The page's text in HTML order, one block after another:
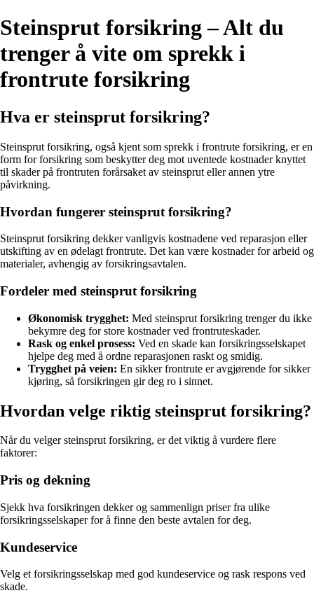
Steinsprut forsikring – Alt du
trenger å vite om sprekk i
frontrute forsikring
Hva er steinsprut forsikring?
Steinsprut forsikring, også kjent som sprekk i frontrute forsikring, er en
form for forsikring som beskytter deg mot uventede kostnader knyttet
til skader på frontruten forårsaket av steinsprut eller annen ytre
påvirkning.
Hvordan fungerer steinsprut forsikring?
Steinsprut forsikring dekker vanligvis kostnadene ved reparasjon eller
utskifting av en ødelagt frontrute. Det kan være kostnader for arbeid og
materialer, avhengig av forsikringsavtalen.
Fordeler med steinsprut forsikring
Økonomisk trygghet: Med steinsprut forsikring trenger du ikke
bekymre deg for store kostnader ved frontruteskader.
Rask og enkel prosess: Ved en skade kan forsikringsselskapet
hjelpe deg med å ordne reparasjonen raskt og smidig.
Trygghet på veien: En sikker frontrute er avgjørende for sikker
kjøring, så forsikringen gir deg ro i sinnet.
Hvordan velge riktig steinsprut forsikring?
Når du velger steinsprut forsikring, er det viktig å vurdere flere
faktorer:
Pris og dekning
Sjekk hva forsikringen dekker og sammenlign priser fra ulike
forsikringsselskaper for å finne den beste avtalen for deg.
Kundeservice
Velg et forsikringsselskap med god kundeservice og rask respons ved
skade.